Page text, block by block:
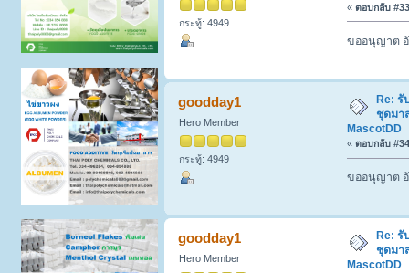
กระทู้: 4949
« ตอบกลับ
ขออนุญาต
goodday1
Hero Member
กระทู้: 4949
Re: รั
ชุดมา
MascotDD
« ตอบกลับ
ขออนุญาต
goodday1
Hero Member
Re: รั
ชุดมา
MascotDD